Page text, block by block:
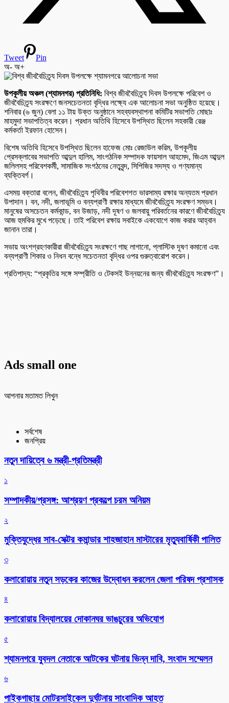
Tweet
Pin
অ- অ+
উপকূলীয় অঞ্চল (শ্যামনগর) প্রতিনিধি: বিশ্ব জীববৈচিত্র্য দিবস উপলক্ষে পরিবেশ ও
জীববৈচিত্র্য সংরক্ষণে জনসচেতনতা বৃদ্ধির লক্ষ্যে এক আলোচনা সভা অনুষ্ঠিত হয়েছে।
শনিবার (৬ জুন) বেলা ১১ টায় উক্ত অনুষ্ঠানে সহব্যবস্থাপনা কমিটির সভাপতি মোছাঃ
মাহমুদা সভাপতিত্ব করেন। প্রধান অতিথি হিসেবে উপস্থিত ছিলেন সহকারী রেঞ্জ
কর্মকর্তা ইরফান হোসেন।
বিশেষ অতিথি হিসেবে উপস্থিত ছিলেন হাফেজ মোঃ রেজাউল করিম, উপকূলীয়
প্রেসক্লাবের সভাপতি আব্দুল হালিম, সাংগঠনিক সম্পাদক ফায়সাল আহমেদ, জিএম আব্দুল
জলিলসহ পরিবেশকর্মী, সামাজিক সংগঠনের নেতৃবৃন্দ, সিপিজির সদস্য ও গণ্যমান্য
ব্যক্তিবর্গ।
এসময় বক্তারা বলেন, জীববৈচিত্র্য পৃথিবীর পরিবেশগত ভারসাম্য রক্ষার অন্যতম প্রধান
উপাদান। বন, নদী, জলাভূমি ও বন্যপ্রাণী রক্ষার মাধ্যমে জীববৈচিত্র্য সংরক্ষণ সম্ভব।
মানুষের অসচেতন কর্মকান্ড, বন উজাড়, নদী দূষণ ও জলবায়ু পরিবর্তনের কারণে জীববৈচিত্র্য
আজ হুমকির মুখে পড়েছে। তাই পরিবেশ রক্ষায় সবাইকে একযোগে কাজ করার আহ্বান
জানান তারা।
সভায় অংশগ্রহণকারীরা জীববৈচিত্র্য সংরক্ষণে গাছ লাগানো, প্লাস্টিক দূষণ কমানো এবং
বন্যপ্রাণী শিকার ও নিধন বন্ধে সচেতনতা বৃদ্ধির ওপর গুরুত্বারোপ করেন।
প্রতিপাদ্য: “প্রকৃতির সঙ্গে সম্প্রীতি ও টেকসই উন্নয়নের জন্য জীববৈচিত্র্য সংরক্ষণ”।
Ads small one
আপনার মতামত লিখুন
সর্বশেষ
জনপ্রিয়
নতুন দায়িত্বে ৬ মন্ত্রী-প্রতিমন্ত্রী
১
সম্পাদকীয়/প্রসঙ্গ: আশ্রয়ণ প্রকল্পে চরম অনিয়ম
২
মুক্তিযুদ্ধের সাব-সেক্টর কমান্ডার শাহজাহান মাস্টারের মৃত্যুবার্ষিকী পালিত
৩
কলারোয়ায় নতুন সড়কের কাজের উদ্বোধন করলেন জেলা পরিষদ প্রশাসক
৪
কলারোয়ায় বিদ্যালয়ের দোকানঘর ভাঙচুরের অভিযোগ
৫
শ্যামনগরে যুবদল নেতাকে আটকের ঘটনায় ভিন্ন দাবি, সংবাদ সম্মেলন
৬
পাইকগাছায় মোটরসাইকেল দুর্ঘটনায় সাংবাদিক আহত